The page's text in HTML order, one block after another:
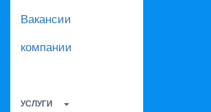
Вакансии
компании
УСЛУГИ